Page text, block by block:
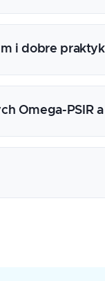
i dobre
Omega-PSIR